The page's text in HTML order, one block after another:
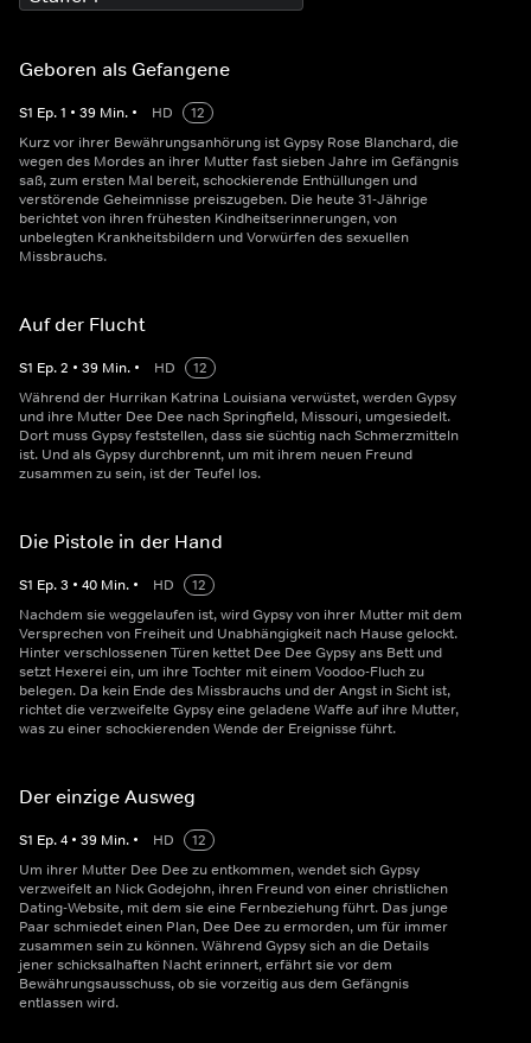
Geboren als Gefangene
S1 Ep.1 • 39 Min. • HD
12
Kurz vor ihrer Bewährungsanhörung ist Gypsy Rose Blanchard, die
wegen des Mordes an ihrer Mutter fast sieben Jahre im Gefängnis
saß, zum ersten Mal bereit, schockierende Enthüllungen und
verstörende Geheimnisse preiszugeben. Die heute 31-Jährige
berichtet von ihren frühesten Kindheitserinnerungen, von
unbelegten Krankheitsbildern und Vorwürfen des sexuellen
Missbrauchs.
Auf der Flucht
S1 Ep.2 • 39 Min. • HD
12
Während der Hurrikan Katrina Louisiana verwüstet, werden Gypsy
und ihre Mutter Dee Dee nach Springfield, Missouri, umgesiedelt.
Dort muss Gypsy feststellen, dass sie süchtig nach Schmerzmitteln
ist. Und als Gypsy durchbrennt, um mit ihrem neuen Freund
zusammen zu sein, ist der Teufel los.
Die Pistole in der Hand
S1 Ep.3 • 40 Min. • HD
12
Nachdem sie weggelaufen ist, wird Gypsy von ihrer Mutter mit dem
Versprechen von Freiheit und Unabhängigkeit nach Hause gelockt.
Hinter verschlossenen Türen kettet Dee Dee Gypsy ans Bett und
setzt Hexerei ein, um ihre Tochter mit einem Voodoo-Fluch zu
belegen. Da kein Ende des Missbrauchs und der Angst in Sicht ist,
richtet die verzweifelte Gypsy eine geladene Waffe auf ihre Mutter,
was zu einer schockierenden Wende der Ereignisse führt.
Der einzige Ausweg
S1 Ep.4 • 39 Min. • HD
12
Um ihrer Mutter Dee Dee zu entkommen, wendet sich Gypsy
verzweifelt an Nick Godejohn, ihren Freund von einer christlichen
Dating-Website, mit dem sie eine Fernbeziehung führt. Das junge
Paar schmiedet einen Plan, Dee Dee zu ermorden, um für immer
zusammen sein zu können. Während Gypsy sich an die Details
jener schicksalhaften Nacht erinnert, erfährt sie vor dem
Bewährungsausschuss, ob sie vorzeitig aus dem Gefängnis
entlassen wird.